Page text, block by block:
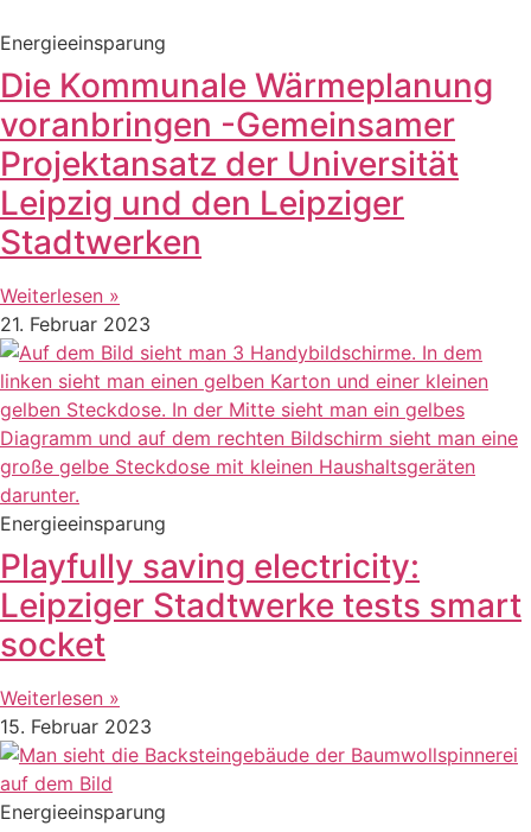
Energieeinsparung
Die Kommunale Wärmeplanung
voranbringen -Gemeinsamer
Projektansatz der Universität
Leipzig und den Leipziger
Stadtwerken
Weiterlesen »
21. Februar 2023
Energieeinsparung
Playfully saving electricity:
Leipziger Stadtwerke tests smart
socket
Weiterlesen »
15. Februar 2023
Energieeinsparung